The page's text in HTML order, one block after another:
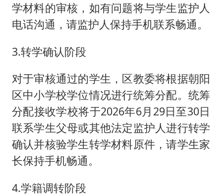
学材料的审核，如有问题将与学生监护人
电话沟通，请监护人保持手机联系畅通。
3.转学确认阶段
对于审核通过的学生，区教委将根据朝阳
区中小学校学位情况进行统筹分配。统筹
分配接收学校将于2026年6月29日至30日
联系学生父母或其他法定监护人进行转学
确认并核验学生转学材料原件，请学生家
长保持手机畅通。
4.学籍调转阶段